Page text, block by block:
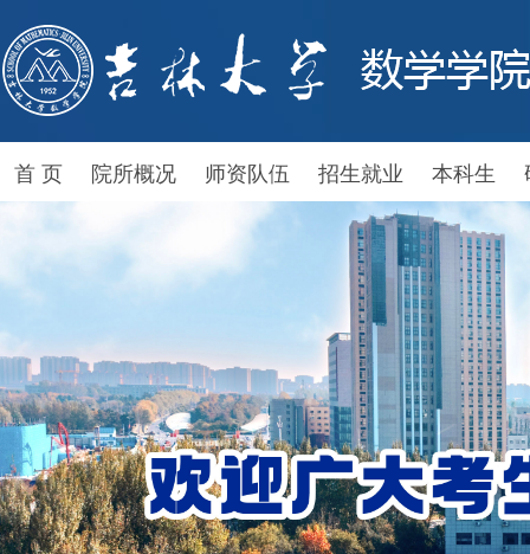
首 页 院所概况 师资队伍 招生就业 本科生